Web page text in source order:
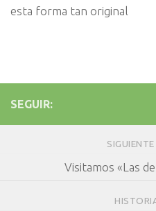
esta forma tan original
SEGUIR:
Visitamos «Las